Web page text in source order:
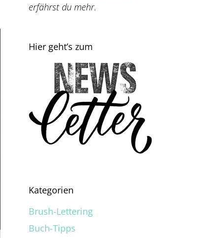
erfährst du mehr.
Hier geht’s zum
Kategorien
Brush-Lettering
Buch-Tipps